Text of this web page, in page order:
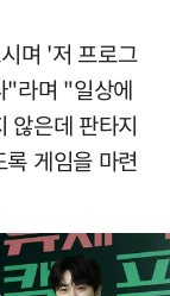
며 '저 프로그
"라며 "일상에
않은데 판타지
게임을 마련